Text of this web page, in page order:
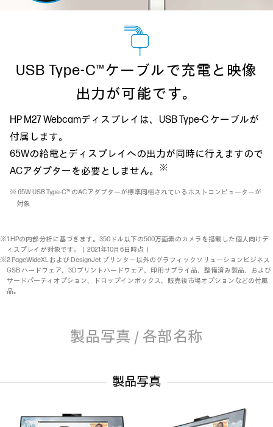
USB Type-C™ケーブルで充電と映像
出力が可能です。
HP M27 Webcamディスプレイは、USB Type-C ケーブルが
付属します。
65Wの給電とディスプレイへの出力が同時に行えますので
ACアダプターを必要としません。
※
※ 65W USB Type-C™ のACアダプターが標準同梱されているホスト コンピューターが
対象
※1 HPの内部分析に基づきます。350ドル以下の500万画素のカメラを搭載した個人向けデ
ィスプレイが対象です。（2021年10月6日時点）
※2 PageWideXL および DesignJet プリンター以外のグラフィックソリューションビジネス
GSB ハードウェア、3Dプリントハードウェア、印用サプライ品、整備済み製品、および
サードパーティオプション、ドロップインボックス、販売後市場オプションなどの付属
品。
製品写真 / 各部名称
製品写真